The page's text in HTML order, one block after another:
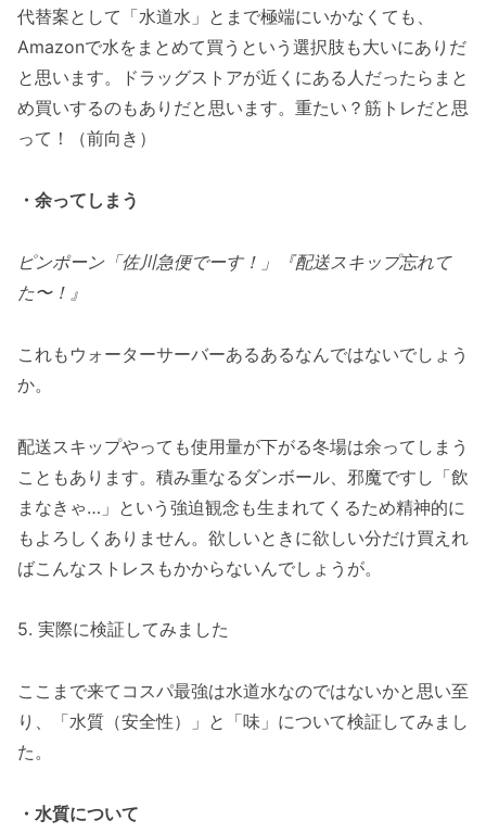
代替案として「水道水」とまで極端にいかなくても、
Amazonで水をまとめて買うという選択肢も大いにありだ
と思います。ドラッグストアが近くにある人だったらまと
め買いするのもありだと思います。重たい？筋トレだと思
って！（前向き）
・余ってしまう
ピンポーン「佐川急便でーす！」『配送スキップ忘れて
た〜！』
これもウォーターサーバーあるあるなんではないでしょう
か。
配送スキップやっても使用量が下がる冬場は余ってしまう
こともあります。積み重なるダンボール、邪魔ですし「飲
まなきゃ…」という強迫観念も生まれてくるため精神的に
もよろしくありません。欲しいときに欲しい分だけ買えれ
ばこんなストレスもかからないんでしょうが。
5. 実際に検証してみました
ここまで来てコスパ最強は水道水なのではないかと思い至
り、「水質（安全性）」と「味」について検証してみまし
た。
・水質について